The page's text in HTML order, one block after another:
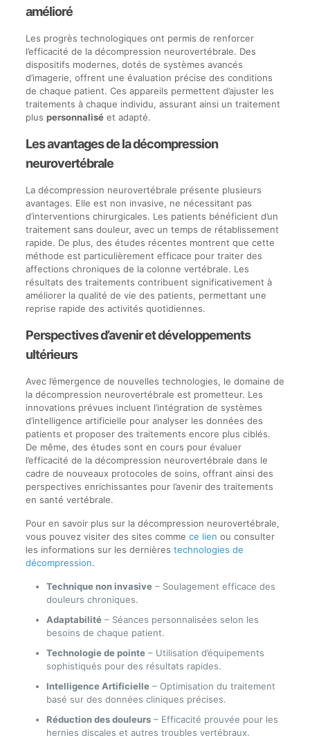
amélioré
Les progrès technologiques ont permis de renforcer
l’efficacité de la décompression neurovertébrale. Des
dispositifs modernes, dotés de systèmes avancés
d’imagerie, offrent une évaluation précise des conditions
de chaque patient. Ces appareils permettent d’ajuster les
traitements à chaque individu, assurant ainsi un traitement
plus personnaliséet adapté.
Les avantages de la décompression
neurovertébrale
La décompression neurovertébrale présente plusieurs
avantages. Elle est non invasive, ne nécessitant pas
d’interventions chirurgicales. Les patients bénéficient d’un
traitement sans douleur, avec un temps de rétablissement
rapide. De plus, des études récentes montrent que cette
méthode est particulièrement efficace pour traiter des
affections chroniques de la colonne vertébrale. Les
résultats des traitements contribuent significativement à
améliorer la qualité de vie des patients, permettant une
reprise rapide des activités quotidiennes.
Perspectives d’avenir et développements
ultérieurs
Avec l’émergence de nouvelles technologies, le domaine de
la décompression neurovertébrale est prometteur. Les
innovations prévues incluent l’intégration de systèmes
d’intelligence artificielle pour analyser les données des
patients et proposer des traitements encore plus ciblés.
De même, des études sont en cours pour évaluer
l’efficacité de la décompression neurovertébrale dans le
cadre de nouveaux protocoles de soins, offrant ainsi des
perspectives enrichissantes pour l’avenir des traitements
en santé vertébrale.
Pour en savoir plus sur la décompression neurovertébrale,
vous pouvez visiter des sites comme ce lien ou consulter
les informations sur les dernières technologies de
décompression.
Technique non invasive– Soulagement efficace des
douleurs chroniques.
Adaptabilité– Séances personnalisées selon les
besoins de chaque patient.
Technologie de pointe– Utilisation d’équipements
sophistiqués pour des résultats rapides.
Intelligence Artificielle– Optimisation du traitement
basé sur des données cliniques précises.
Réduction des douleurs– Efficacité prouvée pour les
hernies discales et autres troubles vertébraux.